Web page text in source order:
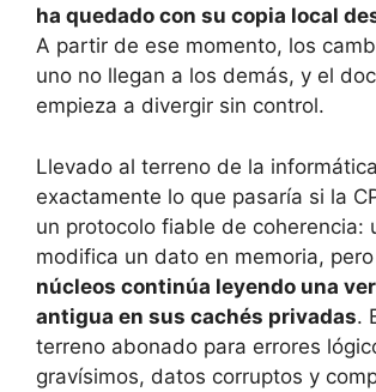
ha quedado con su copia local
A partir de ese momento, los
uno no llegan a los demás, y el
empieza a divergir sin control.
Llevado al terreno de la
exactamente lo que pasaría si la
un protocolo fiable de coherencia:
modifica un dato en memoria, pero
núcleos continúa leyendo una
antigua en sus cachés privadas.
terreno abonado para errores
gravísimos, datos corruptos y